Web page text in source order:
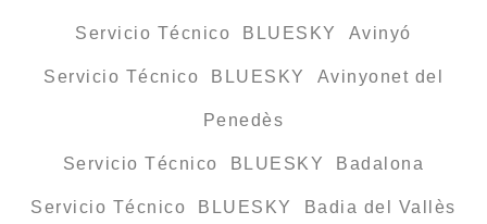
Servicio Técnico BLUESKY Avinyó
Servicio Técnico BLUESKY Avinyonet del
Penedès
Servicio Técnico BLUESKY Badalona
Servicio Técnico BLUESKY Badia del Vallès